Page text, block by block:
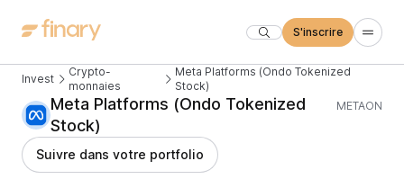
S'inscrire
Invest
Crypto-
monnaies
Meta Platforms (Ondo Tokenized
Stock)
Meta Platforms (Ondo Tokenized
Stock)
METAON
Suivre dans votre portfolio